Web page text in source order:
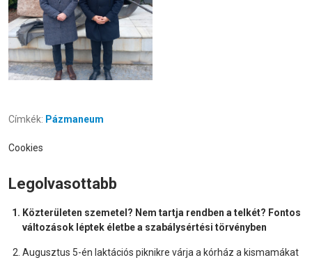
Címkék: Pázmaneum
Cookies
Legolvasottabb
Közterületen szemetel? Nem tartja rendben a telkét? Fontos
változások léptek életbe a szabálysértési törvényben
Augusztus 5-én laktációs piknikre várja a kórház a kismamákat